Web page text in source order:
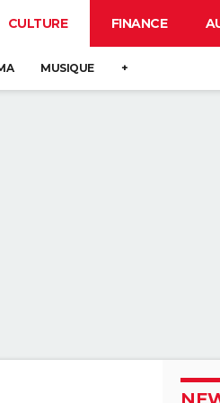
CULTURE FINANCE
MUSIQUE +